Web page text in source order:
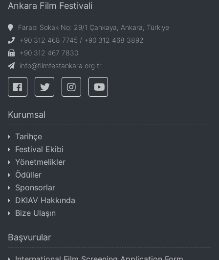
Ankara Film Festivali
Farabi Sokak No: 29/1 Çankaya, Ankara, Türkiye
+90 312 468 7745 / +90 312 468 3892
+90 312 467 7830
info@filmfestankara.org.tr
Kurumsal
Tarihçe
Festival Ekibi
Yönetmelikler
Ödüller
Sponsorlar
DKIAV Hakkında
Bize Ulaşın
Başvurular